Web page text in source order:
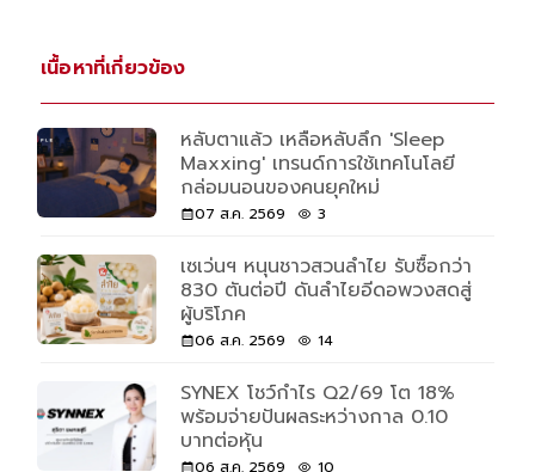
เนื้อหาที่เกี่ยวข้อง
หลับตาแล้ว เหลือหลับลึก 'Sleep
Maxxing' เทรนด์การใช้เทคโนโลยี
กล่อมนอนของคนยุคใหม่
07 ส.ค. 2569 3
เซเว่นฯ หนุนชาวสวนลำไย รับซื้อกว่า
830 ตันต่อปี ดันลำไยอีดอพวงสดสู่
ผู้บริโภค
06 ส.ค. 2569 14
SYNEX โชว์กำไร Q2/69 โต 18%
พร้อมจ่ายปันผลระหว่างกาล 0.10
บาทต่อหุ้น
06 ส.ค. 2569 10